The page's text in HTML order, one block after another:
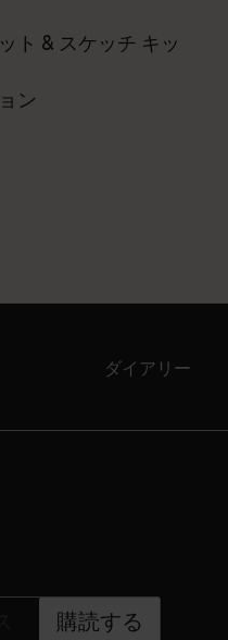
ト & スケッチ キッ
ン
ダイアリー
購読する